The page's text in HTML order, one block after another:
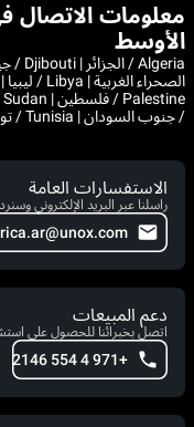
الأوسط
/ جنوب السودان | Tunisia / تونس | Chad / تشاد
الاستفسارات العامة
راسلنا عبر البريد الإلكتروني
دعم المبيعات
اتصل بخبرائنا للحصول على
+971 4 554 2146